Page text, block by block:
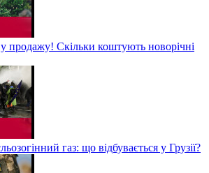
продажу! Скільки коштують новорічні
газ: що відбувається у Грузії?